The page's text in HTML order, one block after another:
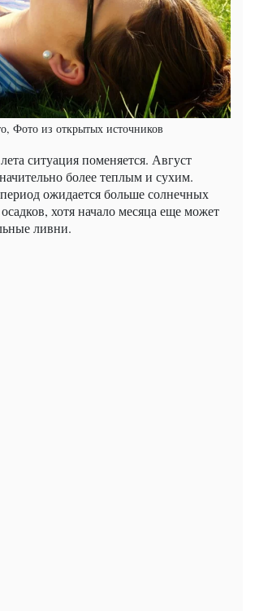
Фото из открытых источников
ситуация поменяется. Август
более теплым и сухим.
ожидается больше солнечных
хотя начало месяца еще может
ливни.